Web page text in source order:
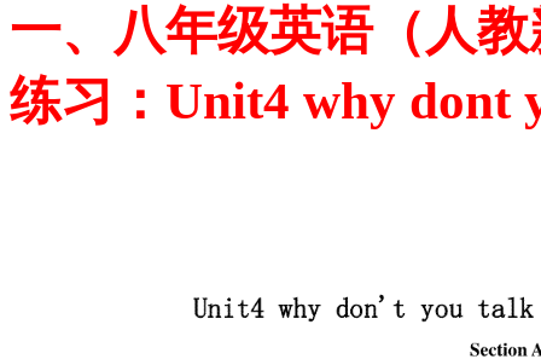
一、八年级英语（人
练习：Unit4 why dont